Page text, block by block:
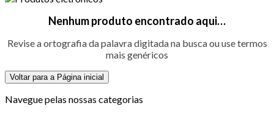
Nenhum produto encontrado aqui…
Revise a ortografia da palavra digitada na busca ou use termos
mais genéricos
Voltar para a Página inicial
Navegue pelas nossas categorias